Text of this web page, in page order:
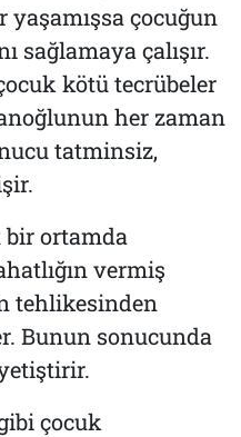
çocuğun
sağlamaya çalışır.
kötü tecrübeler
her zaman
tatminsiz,
bir ortamda
vermiş
tehlikesinden
Bunun sonucunda
çocuk